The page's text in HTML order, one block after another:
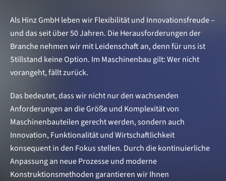
Als Hinz GmbH leben wir Flexibilität und Innovationsfreude –
und das seit über 50 Jahren. Die Herausforderungen der
Branche nehmen wir mit Leidenschaft an, denn für uns ist
Stillstand keine Option. Im Maschinenbau gilt: Wer nicht
vorangeht, fällt zurück.
Das bedeutet, dass wir nicht nur den wachsenden
Anforderungen an die Größe und Komplexität von
Maschinenbauteilen gerecht werden, sondern auch
Innovation, Funktionalität und Wirtschaftlichkeit
konsequent in den Fokus stellen. Durch die kontinuierliche
Anpassung an neue Prozesse und moderne
Konstruktionsmethoden garantieren wir Ihnen